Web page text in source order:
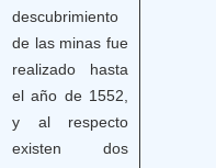
descubrimiento
de las minas fue
realizado hasta
el año de 1552,
y al respecto
existen dos